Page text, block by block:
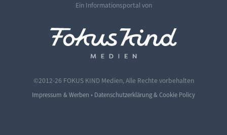
Ein Informationsportal von
©2012-26 FOKUS KIND Medien, Alle Rechte vorbehalten
Impressum & Werben • Datenschutzerklärung & Cookie Policy